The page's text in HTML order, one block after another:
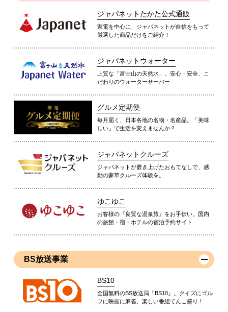
ジャパネットたかた公式通販
家電を中心に、ジャパネットが自信をもって
厳選した商品だけをご紹介！
ジャパネットウォーター
上質な「富士山の天然水」。安心・安全、こ
だわりのウォーターサーバー
グルメ定期便
毎月届く、日本各地の名物・名産品。「美味
しい」で生活を変えませんか？
ジャパネットクルーズ
ジャパネットが磨き上げたおもてなしで、感
動の豪華クルーズ体験を。
ゆこゆこ
お客様の『良質な温泉旅』をお手伝い。国内
の旅館・宿・ホテルの宿泊予約サイト
BS放送事業
BS10
全国無料のBS放送局『BS10』。クイズにゴル
フに映画に麻雀、楽しい番組てんこ盛り！